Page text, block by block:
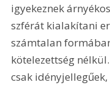
igyekeznek
szférát kialakítani
számtalan
kötelezettség
csak